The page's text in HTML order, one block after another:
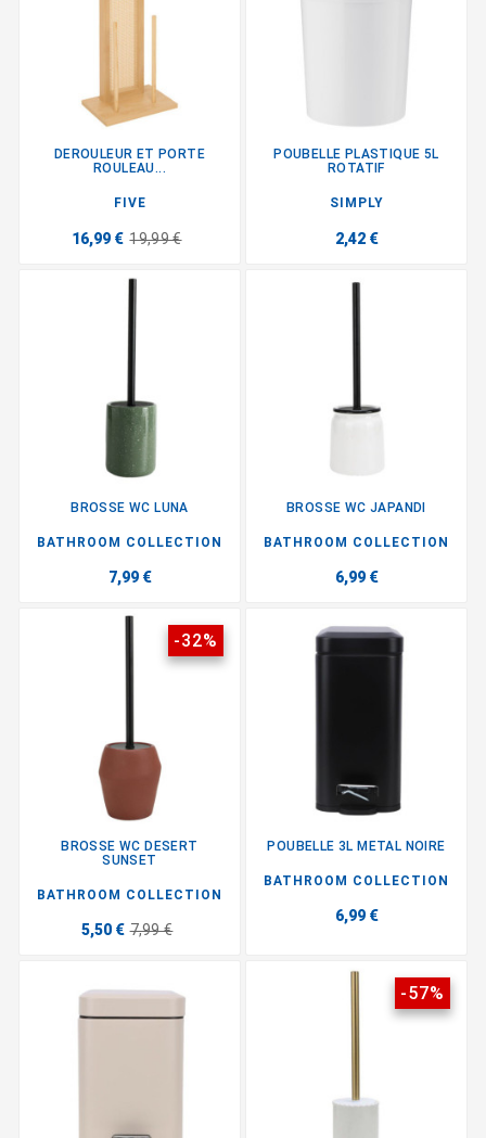
DEROULEUR ET PORTE
ROULEAU...
FIVE
16,99 € 19,99 €
POUBELLE PLASTIQUE 5L
ROTATIF
SIMPLY
2,42 €
BROSSE WC LUNA
BATHROOM COLLECTION
7,99 €
BROSSE WC JAPANDI
BATHROOM COLLECTION
6,99 €
-32%
BROSSE WC DESERT
SUNSET
BATHROOM COLLECTION
5,50 € 7,99 €
POUBELLE 3L METAL NOIRE
BATHROOM COLLECTION
6,99 €
-57%